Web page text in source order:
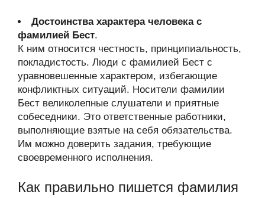
Достоинства характера человека с
фамилией Бест.
К ним относится честность, принципиальность,
покладистость. Люди с фамилией Бест с
уравновешенные характером, избегающие
конфликтных ситуаций. Носители фамилии
Бест великолепные слушатели и приятные
собеседники. Это ответственные работники,
выполняющие взятые на себя обязательства.
Им можно доверить задания, требующие
своевременного исполнения.
Как правильно пишется фамилия